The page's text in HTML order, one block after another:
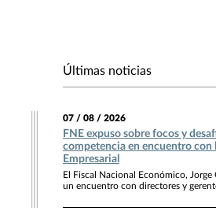
Últimas noticias
07 / 08 / 2026
FNE expuso sobre focos y
competencia en encuentro con
Empresarial
El Fiscal Nacional Económico,
un encuentro con directores y